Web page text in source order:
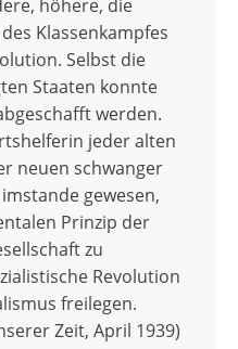
höhere, die
Klassenkampfes
Selbst die
Staaten konnte
werden.
jeder alten
neuen schwanger
gewesen,
Prinzip der
zu
Revolution
freilegen.
Zeit, April 1939)